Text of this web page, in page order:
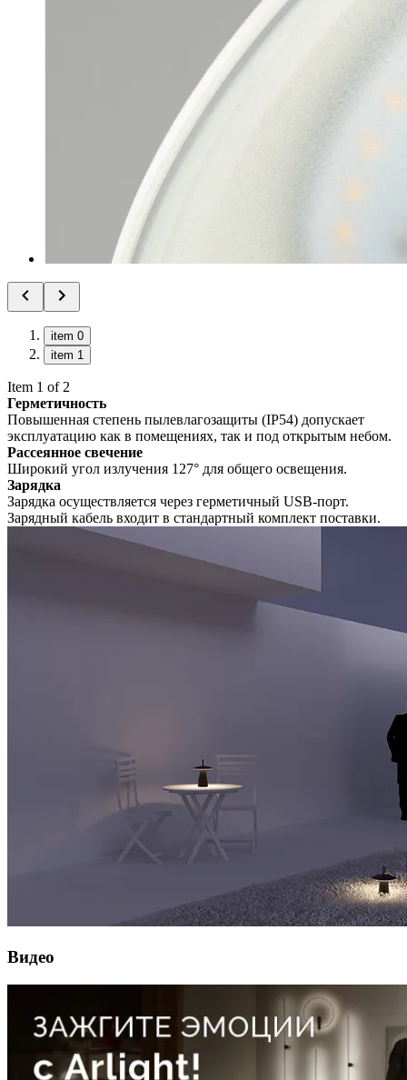
item 0
item 1
Item 1 of 2
Герметичность
Повышенная степень пылевлагозащиты (IP54) допускает
эксплуатацию как в помещениях, так и под открытым небом.
Рассеянное свечение
Широкий угол излучения 127° для общего освещения.
Зарядка
Зарядка осуществляется через герметичный USB-порт.
Зарядный кабель входит в стандартный комплект поставки.
Видео